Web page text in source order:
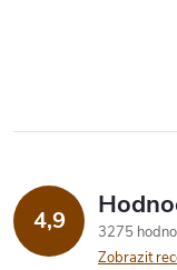
4,9
3275
Zobrazit